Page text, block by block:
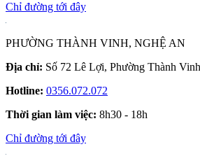
Chỉ đường tới đây
PHƯỜNG THÀNH VINH, NGHỆ AN
Địa chỉ: Số 72 Lê Lợi, Phường Thành
Hotline: 0356.072.072
Thời gian làm việc: 8h30 - 18h
Chỉ đường tới đây